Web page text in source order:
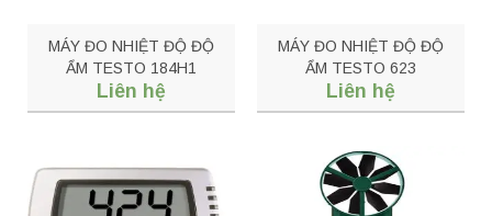
MÁY ĐO NHIỆT ĐỘ ĐỘ
ẨM TESTO 184H1
Liên hệ
MÁY ĐO NHIỆT ĐỘ ĐỘ
ẨM TESTO 623
Liên hệ